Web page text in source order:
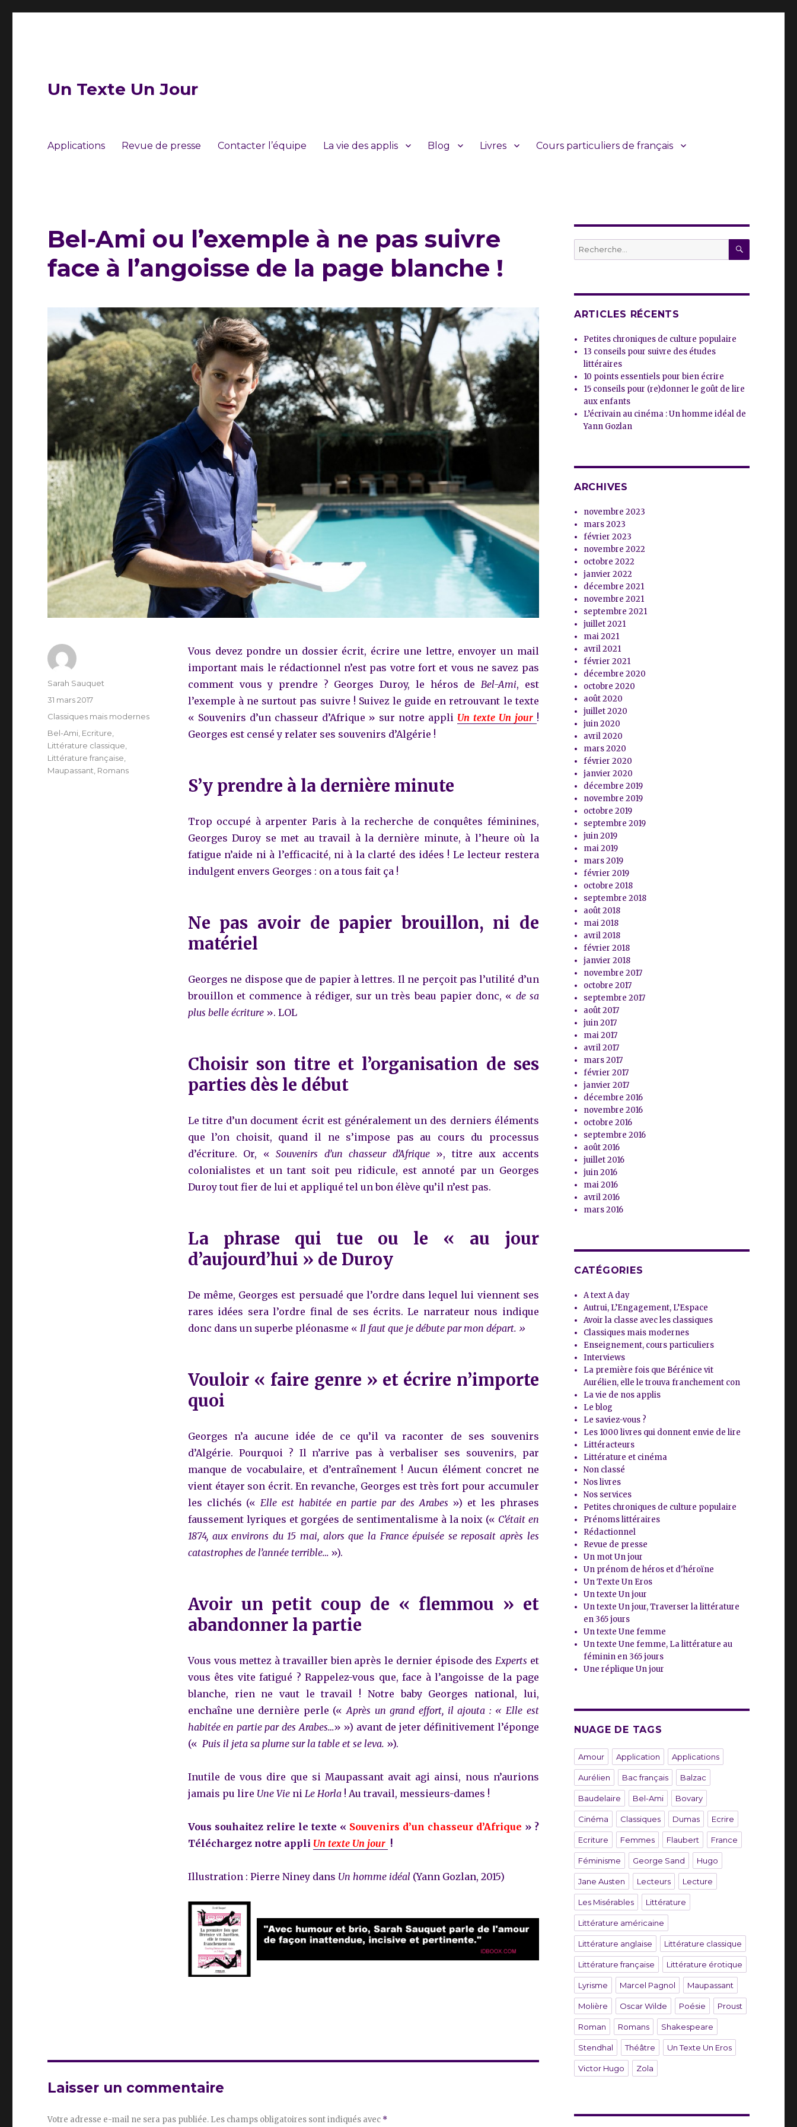
Un Texte Un Jour
Applications Revue de presse Contacter l’équipe La vie des applis Blog Livres Cours particuliers de français
Bel-Ami ou l’exemple à ne pas suivre
face à l’angoisse de la page blanche !
Vous devez pondre un dossier écrit, écrire une lettre, envoyer un mail
important mais le rédactionnel n’est pas votre fort et vous ne savez pas
comment vous y prendre ? Georges Duroy, le héros de Bel-Ami, est
l’exemple à ne surtout pas suivre ! Suivez le guide en retrouvant le texte
« Souvenirs d’un chasseur d’Afrique » sur notre appli Un texte Un jour !
Georges est censé y relater ses souvenirs d’Algérie !
S’y prendre à la dernière minute
Trop occupé à arpenter Paris à la recherche de conquêtes féminines,
Georges Duroy se met au travail à la dernière minute, à l’heure où la
fatigue n’aide ni à l’efficacité, ni à la clarté des idées ! Le lecteur restera
indulgent envers Georges : on a tous fait ça !
Ne pas avoir de papier brouillon, ni de
matériel
Georges ne dispose que de papier à lettres. Il ne perçoit pas l’utilité d’un
brouillon et commence à rédiger, sur un très beau papier donc, « de sa
plus belle écriture». LOL
Choisir son titre et l’organisation de ses
parties dès le début
Le titre d’un document écrit est généralement un des derniers éléments
que l’on choisit, quand il ne s’impose pas au cours du processus
d’écriture. Or, «Souvenirs d’un chasseur d’Afrique», titre aux accents
colonialistes et un tant soit peu ridicule, est annoté par un Georges
Duroy tout fier de lui et appliqué tel un bon élève qu’il n’est pas.
La phrase qui tue ou le « au jour
d’aujourd’hui » de Duroy
De même, Georges est persuadé que l’ordre dans lequel lui viennent ses
rares idées sera l’ordre final de ses écrits. Le narrateur nous indique
donc dans un superbe pléonasme « Il faut que je débute par mon départ. »
Vouloir « faire genre » et écrire n’importe
quoi
Georges n’a aucune idée de ce qu’il va raconter de ses souvenirs
d’Algérie. Pourquoi ? Il n’arrive pas à verbaliser ses souvenirs, par
manque de vocabulaire, et d’entraînement ! Aucun élément concret ne
vient étayer son écrit. En revanche, Georges est très fort pour accumuler
les clichés (« Elle est habitée en partie par des Arabes ») et les phrases
faussement lyriques et gorgées de sentimentalisme à la noix (« C’était en
1874, aux environs du 15 mai, alors que la France épuisée se reposait après les
catastrophes de l’année terrible…»).
Avoir un petit coup de « flemmou » et
abandonner la partie
Vous vous mettez à travailler bien après le dernier épisode des Experts et
vous êtes vite fatigué ? Rappelez-vous que, face à l’angoisse de la page
blanche, rien ne vaut le travail ! Notre baby Georges national, lui,
enchaîne une dernière perle («Après un grand effort, il ajouta : « Elle est
habitée en partie par des Arabes…» ») avant de jeter définitivement l’éponge
(« Puis il jeta sa plume sur la table et se leva. »).
Inutile de vous dire que si Maupassant avait agi ainsi, nous n’aurions
jamais pu lire Une Vieni Le Horla ! Au travail, messieurs-dames !
Vous souhaitez relire le texte « Souvenirs d’un chasseur d’Afrique » ?
Téléchargez notre appli Un texte Un jour !
Illustration : Pierre Niney dans Un homme idéal(Yann Gozlan, 2015)
Auteur
Sarah Sauquet
Publié
le
31 mars 2017
Catégories
Classiques mais modernes
Étiquettes
Bel-Ami Ecriture
Littérature classique
Littérature française
Maupassant Romans
Laisser un commentaire
Votre adresse e-mail ne sera pas publiée. Les champs obligatoires sont indiqués avec *
Recherche
pour :
ARTICLES RÉCENTS
Petites chroniques de culture populaire
13 conseils pour suivre des études
littéraires
10 points essentiels pour bien écrire
15 conseils pour (re)donner le goût de lire
aux enfants
L’écrivain au cinéma : Un homme idéal de
Yann Gozlan
ARCHIVES
novembre 2023
mars 2023
février 2023
novembre 2022
octobre 2022
janvier 2022
décembre 2021
novembre 2021
septembre 2021
juillet 2021
mai 2021
avril 2021
février 2021
décembre 2020
octobre 2020
août 2020
juillet 2020
juin 2020
avril 2020
mars 2020
février 2020
janvier 2020
décembre 2019
novembre 2019
octobre 2019
septembre 2019
juin 2019
mai 2019
mars 2019
février 2019
octobre 2018
septembre 2018
août 2018
mai 2018
avril 2018
février 2018
janvier 2018
novembre 2017
octobre 2017
septembre 2017
août 2017
juin 2017
mai 2017
avril 2017
mars 2017
février 2017
janvier 2017
décembre 2016
novembre 2016
octobre 2016
septembre 2016
août 2016
juillet 2016
juin 2016
mai 2016
avril 2016
mars 2016
CATÉGORIES
A text A day
Autrui, L’Engagement, L’Espace
Avoir la classe avec les classiques
Classiques mais modernes
Enseignement, cours particuliers
Interviews
La première fois que Bérénice vit
Aurélien, elle le trouva franchement con
La vie de nos applis
Le blog
Le saviez-vous ?
Les 1000 livres qui donnent envie de lire
Littéracteurs
Littérature et cinéma
Non classé
Nos livres
Nos services
Petites chroniques de culture populaire
Prénoms littéraires
Rédactionnel
Revue de presse
Un mot Un jour
Un prénom de héros et d'héroïne
Un Texte Un Eros
Un texte Un jour
Un texte Un jour, Traverser la littérature
en 365 jours
Un texte Une femme
Un texte Une femme, La littérature au
féminin en 365 jours
Une réplique Un jour
NUAGE DE TAGS
Amour Application Applications
Aurélien Bac français Balzac
Baudelaire Bel-Ami Bovary
Cinéma Classiques Dumas Ecrire
Ecriture Femmes Flaubert France
Féminisme George Sand Hugo
Jane Austen Lecteurs Lecture
Les Misérables Littérature
Littérature américaine
Littérature anglaise Littérature classique
Littérature française Littérature érotique
Lyrisme Marcel Pagnol Maupassant
Molière Oscar Wilde Poésie Proust
Roman Romans Shakespeare
Stendhal Théâtre Un Texte Un Eros
Victor Hugo Zola